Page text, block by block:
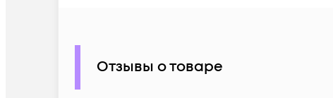
Отзывы о товаре